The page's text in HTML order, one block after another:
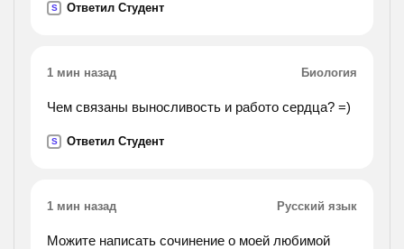
который был пропущен через раствор. ответ
получить не знаю..).
S Ответил Студент
1 мин назад Биология
Чем связаны выносливость и работо сердца? =)
S Ответил Студент
1 мин назад Русский язык
Можите написать сочинение о моей любимой